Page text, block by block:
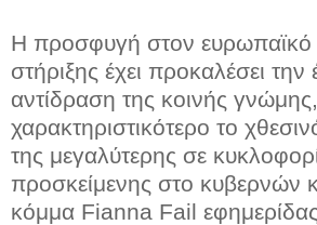
Η προσφυγή στον ευρωπαϊκό
στήριξης έχει προκαλέσει την
αντίδραση της κοινής
χαρακτηριστικότερο το
της μεγαλύτερης σε
προσκείμενης στο κυβερνών
κόμμα Fianna Fail